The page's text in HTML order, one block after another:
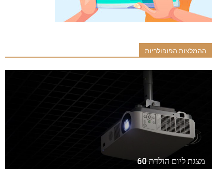
ההמלצות הפופולריות
מצגת ליום הולדת 60